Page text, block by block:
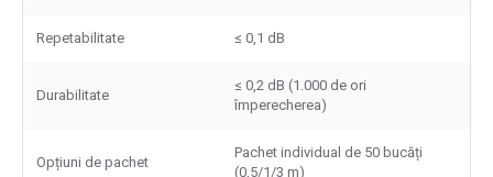
Repetabilitate ≤ 0,1 dB
Durabilitate
≤ 0,2 dB (1.000 de ori
împerecherea)
Opțiuni de pachet
Pachet individual de 50 bucăți
(0,5/1/3 m)